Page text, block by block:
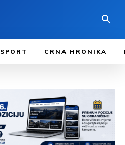
SPORT CRNA HRONIKA